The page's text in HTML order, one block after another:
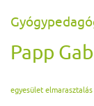
Papp
egyesület elmarasztalás